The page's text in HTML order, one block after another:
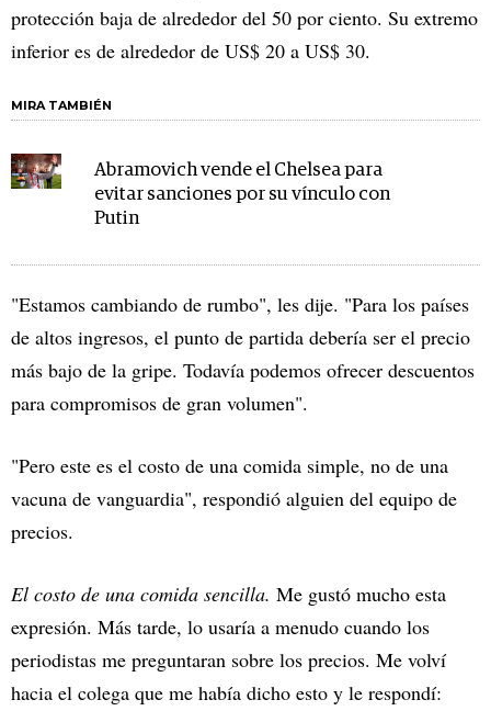
protección baja de alrededor del 50 por ciento. Su extremo
inferior es de alrededor de US$ 20 a US$ 30.
MIRA TAMBIÉN
Abramovich vende el Chelsea para
evitar sanciones por su vínculo con
Putin
"Estamos cambiando de rumbo", les dije. "Para los países
de altos ingresos, el punto de partida debería ser el precio
más bajo de la gripe. Todavía podemos ofrecer descuentos
para compromisos de gran volumen".
"Pero este es el costo de una comida simple, no de una
vacuna de vanguardia", respondió alguien del equipo de
precios.
El costo de una comida sencilla. Me gustó mucho esta
expresión. Más tarde, lo usaría a menudo cuando los
periodistas me preguntaran sobre los precios. Me volví
hacia el colega que me había dicho esto y le respondí: